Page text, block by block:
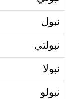
نبول
نبولتي
نبولا
نبولو